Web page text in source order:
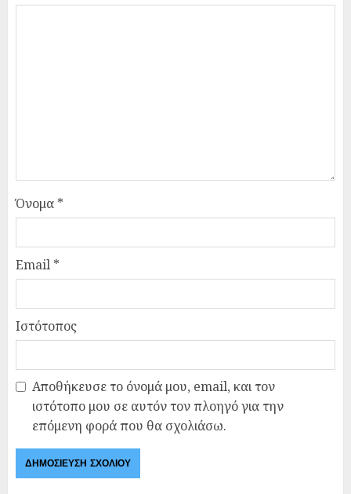
Όνομα *
Email *
Ιστότοπος
Αποθήκευσε το όνομά μου, email, και τον
ιστότοπο μου σε αυτόν τον πλοηγό για την
επόμενη φορά που θα σχολιάσω.